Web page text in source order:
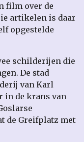
film over de
artikelen is daar
opgestelde
schilderijen die
De stad
van Karl
in de krans van
de Greifplatz met